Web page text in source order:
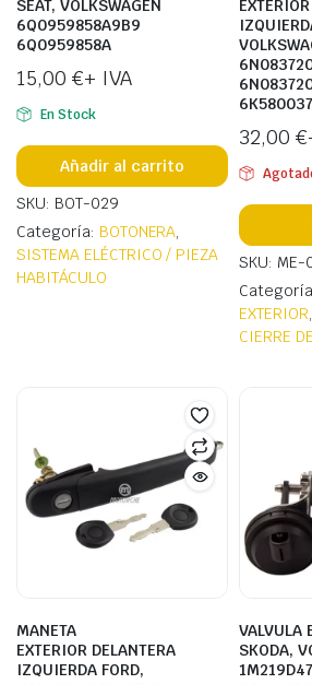
SEAT, VOLKSWAGEN
6Q0959858A9B9
6Q0959858A
15,00 €+ IVA
En Stock
Añadir al carrito
SKU: BOT-029
Categoría: BOTONERA,
SISTEMA ELÉCTRICO / PIEZA
HABITÁCULO
32,00 €
SKU: ME-
EXTERIOR,
CIERRE
MANETA
EXTERIOR DELANTERA
IZQUIERDA FORD,
VALVULA
SKODA,